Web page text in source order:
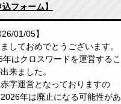
込フォーム】
01/05】
しておめでとうございます。
年はクロスワードを運営するこ
来ました。
字運営となっておりますの
年は廃止になる可能性があ